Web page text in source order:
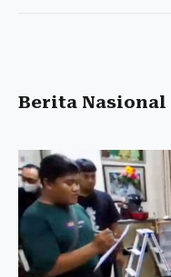
Berita Nasional